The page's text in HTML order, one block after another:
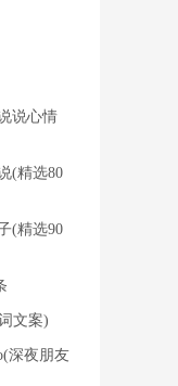
说心情
(精选80
(精选90
文案)
深夜朋友